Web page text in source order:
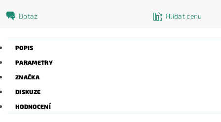
Dotaz Hlídat cenu
POPIS
PARAMETRY
ZNAČKA
DISKUZE
HODNOCENÍ